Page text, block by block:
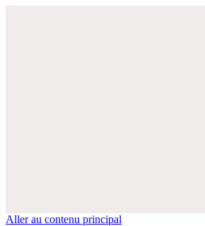
Aller au contenu principal